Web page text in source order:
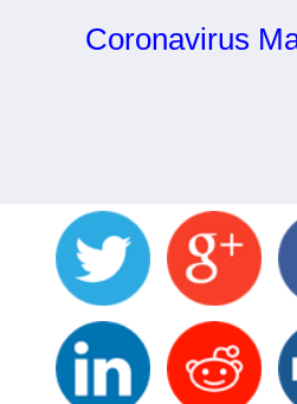
Coronavirus